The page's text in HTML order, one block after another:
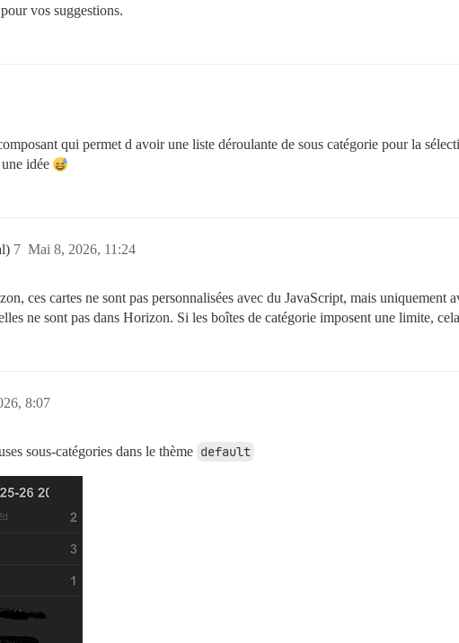
vos suggestions.
qui permet d avoir une liste déroulante de sous catégorie pour la
idée
Mai 8, 2026, 11:24
7
ces cartes ne sont pas personnalisées avec du JavaScript, mais uniquement
ne sont pas dans Horizon. Si les boîtes de catégorie imposent une limite,
8:07
sous-catégories dans le thème default